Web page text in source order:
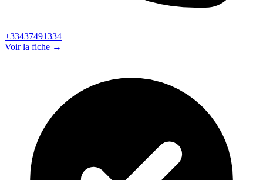
+33437491334
Voir la fiche →